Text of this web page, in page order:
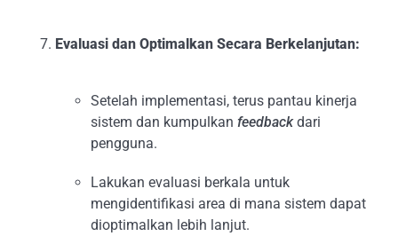
Evaluasi dan Optimalkan Secara Berkelanjutan:
Setelah implementasi, terus pantau kinerja
sistem dan kumpulkanfeedbackdari
pengguna.
Lakukan evaluasi berkala untuk
mengidentifikasi area di mana sistem dapat
dioptimalkan lebih lanjut.